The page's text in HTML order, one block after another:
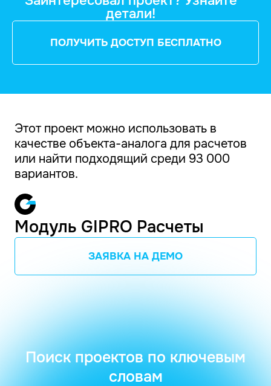
детали!
ПОЛУЧИТЬ ДОСТУП БЕСПЛАТНО
Этот проект можно использовать в
качестве объекта-аналога для расчетов
или найти подходящий среди 93 000
вариантов.
Модуль GIPRO Расчеты
ЗАЯВКА НА ДЕМО
Поиск проектов по ключевым
словам